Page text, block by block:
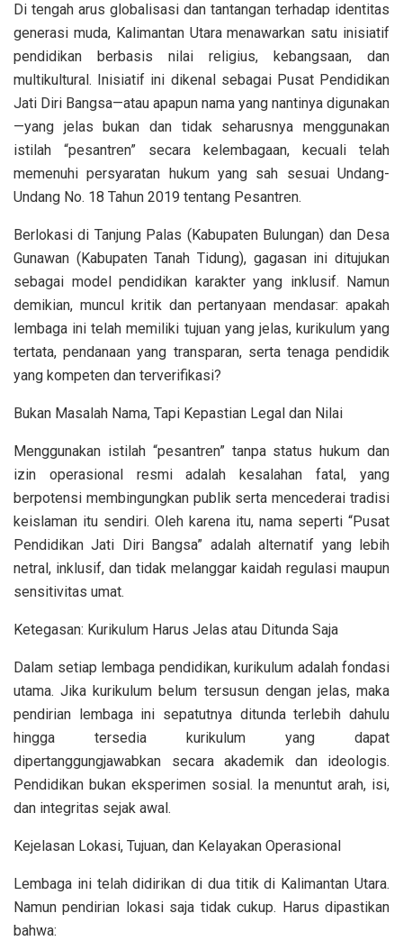
Di tengah arus globalisasi dan tantangan terhadap identitas
generasi muda, Kalimantan Utara menawarkan satu inisiatif
pendidikan berbasis nilai religius, kebangsaan, dan
multikultural. Inisiatif ini dikenal sebagai Pusat Pendidikan
Jati Diri Bangsa—atau apapun nama yang nantinya digunakan
—yang jelas bukan dan tidak seharusnya menggunakan
istilah “pesantren” secara kelembagaan, kecuali telah
memenuhi persyaratan hukum yang sah sesuai Undang-
Undang No. 18 Tahun 2019 tentang Pesantren.
Berlokasi di Tanjung Palas (Kabupaten Bulungan) dan Desa
Gunawan (Kabupaten Tanah Tidung), gagasan ini ditujukan
sebagai model pendidikan karakter yang inklusif. Namun
demikian, muncul kritik dan pertanyaan mendasar: apakah
lembaga ini telah memiliki tujuan yang jelas, kurikulum yang
tertata, pendanaan yang transparan, serta tenaga pendidik
yang kompeten dan terverifikasi?
Bukan Masalah Nama, Tapi Kepastian Legal dan Nilai
Menggunakan istilah “pesantren” tanpa status hukum dan
izin operasional resmi adalah kesalahan fatal, yang
berpotensi membingungkan publik serta mencederai tradisi
keislaman itu sendiri. Oleh karena itu, nama seperti “Pusat
Pendidikan Jati Diri Bangsa” adalah alternatif yang lebih
netral, inklusif, dan tidak melanggar kaidah regulasi maupun
sensitivitas umat.
Ketegasan: Kurikulum Harus Jelas atau Ditunda Saja
Dalam setiap lembaga pendidikan, kurikulum adalah fondasi
utama. Jika kurikulum belum tersusun dengan jelas, maka
pendirian lembaga ini sepatutnya ditunda terlebih dahulu
hingga tersedia kurikulum yang dapat
dipertanggungjawabkan secara akademik dan ideologis.
Pendidikan bukan eksperimen sosial. Ia menuntut arah, isi,
dan integritas sejak awal.
Kejelasan Lokasi, Tujuan, dan Kelayakan Operasional
Lembaga ini telah didirikan di dua titik di Kalimantan Utara.
Namun pendirian lokasi saja tidak cukup. Harus dipastikan
bahwa: